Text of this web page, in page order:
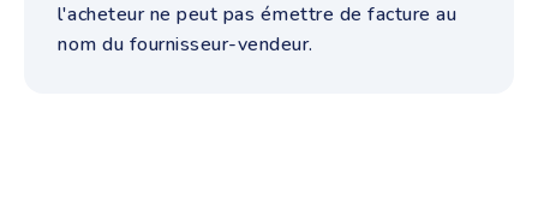
l'acheteur ne peut pas émettre de facture au
nom du fournisseur-vendeur.